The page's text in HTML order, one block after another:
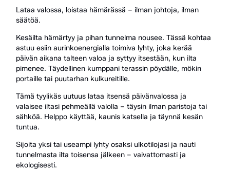
Lataa valossa, loistaa hämärässä – ilman johtoja, ilman
säätöä.
Kesäilta hämärtyy ja pihan tunnelma nousee. Tässä kohtaa
astuu esiin aurinkoenergialla toimiva lyhty, joka kerää
päivän aikana talteen valoa ja syttyy itsestään, kun ilta
pimenee. Täydellinen kumppani terassin pöydälle, mökin
portaille tai puutarhan kulkureitille.
Tämä tyylikäs uutuus lataa itsensä päivänvalossa ja
valaisee iltasi pehmeällä valolla – täysin ilman paristoja tai
sähköä. Helppo käyttää, kaunis katsella ja täynnä kesän
tuntua.
Sijoita yksi tai useampi lyhty osaksi ulkotilojasi ja nauti
tunnelmasta ilta toisensa jälkeen – vaivattomasti ja
ekologisesti.